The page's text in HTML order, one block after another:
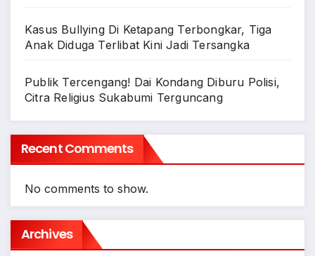
Kasus Bullying Di Ketapang Terbongkar, Tiga
Anak Diduga Terlibat Kini Jadi Tersangka
Publik Tercengang! Dai Kondang Diburu Polisi,
Citra Religius Sukabumi Terguncang
Recent Comments
No comments to show.
Archives